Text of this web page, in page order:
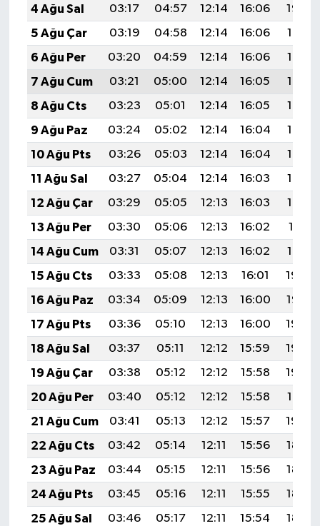
4 Ağu Sal
03:17 04:57 12:14 16:06
19:22
5 Ağu Çar
03:19 04:58 12:14 16:06
19:21
6 Ağu Per
03:20 04:59 12:14 16:06
19:19
7 Ağu Cum
03:21 05:00 12:14 16:05
19:18
8 Ağu Cts
03:23 05:01 12:14 16:05
19:17
9 Ağu Paz
03:24 05:02 12:14 16:04
19:16
10 Ağu Pts
03:26 05:03 12:14 16:04
19:15
11 Ağu Sal
03:27 05:04 12:14 16:03
19:13
12 Ağu Çar
03:29 05:05 12:13 16:03
19:12
13 Ağu Per
03:30 05:06 12:13 16:02
19:11
14 Ağu Cum
03:31 05:07 12:13 16:02
19:10
15 Ağu Cts
03:33 05:08 12:13 16:01
19:08
16 Ağu Paz
03:34 05:09 12:13 16:00
19:07
17 Ağu Pts
03:36 05:10 12:13 16:00
19:05
18 Ağu Sal
03:37 05:11 12:12 15:59
19:04
19 Ağu Çar
03:38 05:12 12:12 15:58
19:03
20 Ağu Per
03:40 05:12 12:12 15:58
19:01
21 Ağu Cum
03:41 05:13 12:12 15:57
19:00
22 Ağu Cts
03:42 05:14 12:11 15:56
18:58
23 Ağu Paz
03:44 05:15 12:11 15:56
18:57
24 Ağu Pts
03:45 05:16 12:11 15:55
18:55
25 Ağu Sal
03:46 05:17 12:11 15:54 18:54